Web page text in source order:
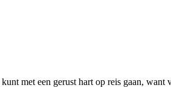
met een gerust hart op reis gaan, want